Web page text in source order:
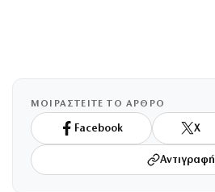
ΜΟΙΡΑΣΤΕΙΤΕ ΤΟ ΑΡΘΡΟ
Facebook X
Αντιγραφή